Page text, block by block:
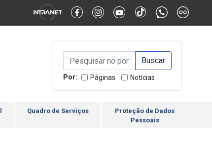
Alternar Alto Contraste Alternar Tamanho da Fonte
Campo de Busca de
Campo de Busca de informaçõesEnviar a Busca
Por: Páginas Notícias
Quadro de Serviços
Proteção de Dados
Pessoais